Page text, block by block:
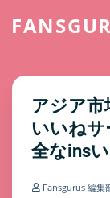
アジア市
いいねサ
全なins
Fansgurus 編集